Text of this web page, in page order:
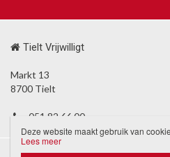
Tielt Vrijwilligt
Markt 13
8700 Tielt
051 82 66 00
Disclaimer Privacybeleid
Deze website maakt gebruik van
Lees meer